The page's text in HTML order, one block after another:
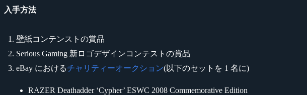
入手方法
壁紙コンテンストの賞品
Serious Gaming 新ロゴデザインコンテストの賞品
eBay におけるチャリティーオークション(以下のセットを 1 名に)
RAZER Deathadder ‘Cypher’ ESWC 2008 Commemorative Edition